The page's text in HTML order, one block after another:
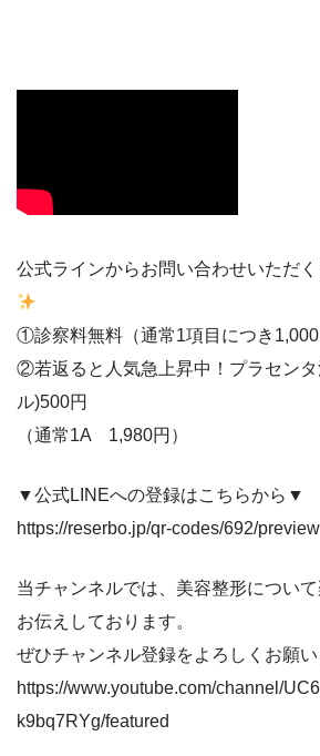
公式ラインからお問い合わせいただ
①診察料無料（通常1項目につき1,000
②若返ると人気急上昇中！プラセン
ル)500円
（通常1A 1,980円）
▼公式LINEへの登録はこちらから▼
https://reserbo.jp/qr-codes/692/preview
当チャンネルでは、美容整形につい
お伝えしております。
ぜひチャンネル登録をよろしくお願い
https://www.youtube.com/channel/
k9bq7RYg/featured